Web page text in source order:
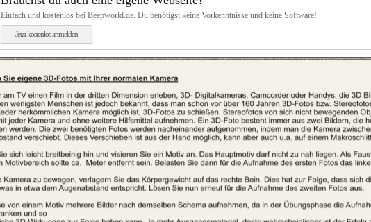
Einfach und kostenlos bei Beepworld.de. Du benötigst keine Vorkenntnisse und keine Software!
Jetzt kostenlos anmelden